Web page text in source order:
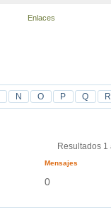
N O P Q R
Resultados
Mensajes
0
Enlaces